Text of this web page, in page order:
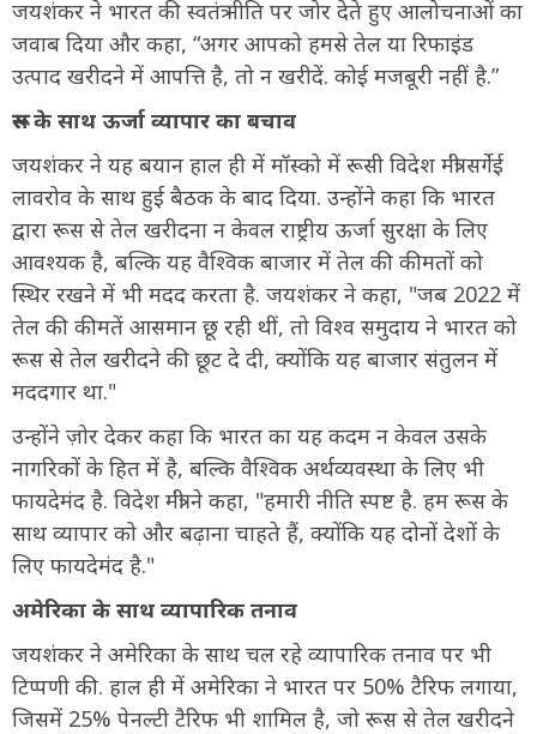
जयशंकर ने भारत की स्वतंत्र नीति पर जोर देते हुए आलोचनाओं का
जवाब दिया और कहा, “अगर आपको हमसे तेल या रिफाइंड
उत्पाद खरीदने में आपत्ति है, तो न खरीदें. कोई मजबूरी नहीं है.”
रूस के साथ ऊर्जा व्यापार का बचाव
जयशंकर ने यह बयान हाल ही में मॉस्को में रूसी विदेश मंत्री सर्गेई
लावरोव के साथ हुई बैठक के बाद दिया. उन्होंने कहा कि भारत
द्वारा रूस से तेल खरीदना न केवल राष्ट्रीय ऊर्जा सुरक्षा के लिए
आवश्यक है, बल्कि यह वैश्विक बाजार में तेल की कीमतों को
स्थिर रखने में भी मदद करता है. जयशंकर ने कहा, "जब 2022 में
तेल की कीमतें आसमान छू रही थीं, तो विश्व समुदाय ने भारत को
रूस से तेल खरीदने की छूट दे दी, क्योंकि यह बाजार संतुलन में
मददगार था."
उन्होंने ज़ोर देकर कहा कि भारत का यह कदम न केवल उसके
नागरिकों के हित में है, बल्कि वैश्विक अर्थव्यवस्था के लिए भी
फायदेमंद है. विदेश मंत्री ने कहा, "हमारी नीति स्पष्ट है. हम रूस के
साथ व्यापार को और बढ़ाना चाहते हैं, क्योंकि यह दोनों देशों के
लिए फायदेमंद है."
अमेरिका के साथ व्यापारिक तनाव
जयशंकर ने अमेरिका के साथ चल रहे व्यापारिक तनाव पर भी
टिप्पणी की. हाल ही में अमेरिका ने भारत पर 50% टैरिफ लगाया,
जिसमें 25% पेनल्टी टैरिफ भी शामिल है, जो रूस से तेल खरीदने